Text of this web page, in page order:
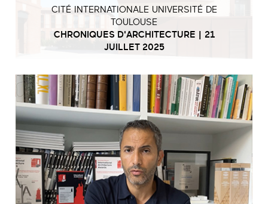
CITÉ INTERNATIONALE UNIVERSITÉ DE
TOULOUSE
CHRONIQUES D'ARCHITECTURE | 21
JUILLET 2025